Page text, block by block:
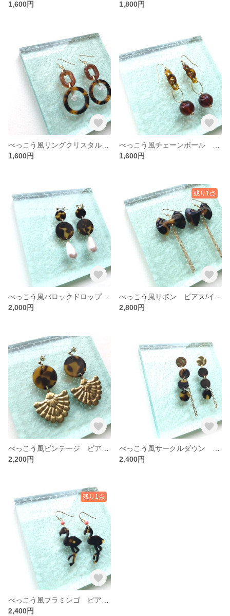
1,600円
1,800円
1,600円
1,600円
べっこう風バロックドロップパール ピアス/イヤリング
2,000円
残り1点
2,800円
2,200円
2,400円
残り1点
2,400円